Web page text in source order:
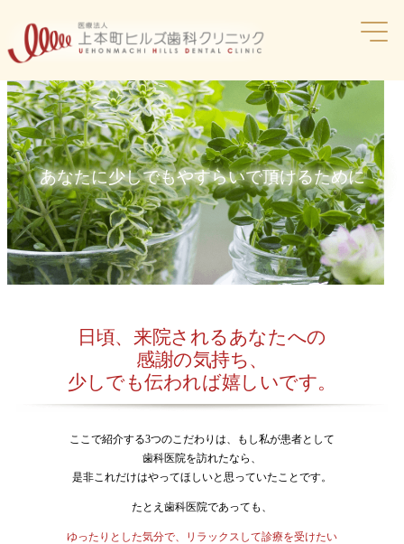
テ
ツ
へ
ス
キ
ッ
プ
あなたに少しでもやすらいで頂けるために
日頃、来院されるあなたへの
感謝の気持ち、
少しでも伝われば嬉しいです。
ここで紹介する3つのこだわりは、もし私が患者として
歯科医院を訪れたなら、
是非これだけはやってほしいと思っていたことです。
たとえ歯科医院であっても、
ゆったりとした気分で、リラックスして診療を受けたい